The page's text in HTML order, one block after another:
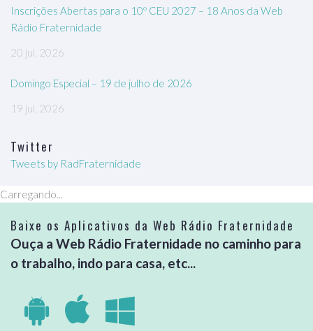
Inscrições Abertas para o 10º CEU 2027 – 18 Anos da Web
Rádio Fraternidade
20 jul, 2026
Domingo Especial – 19 de julho de 2026
19 jul, 2026
Twitter
Tweets by RadFraternidade
Carregando...
Baixe os Aplicativos da Web Rádio Fraternidade
Ouça a Web Rádio Fraternidade no caminho para
o trabalho, indo para casa, etc...